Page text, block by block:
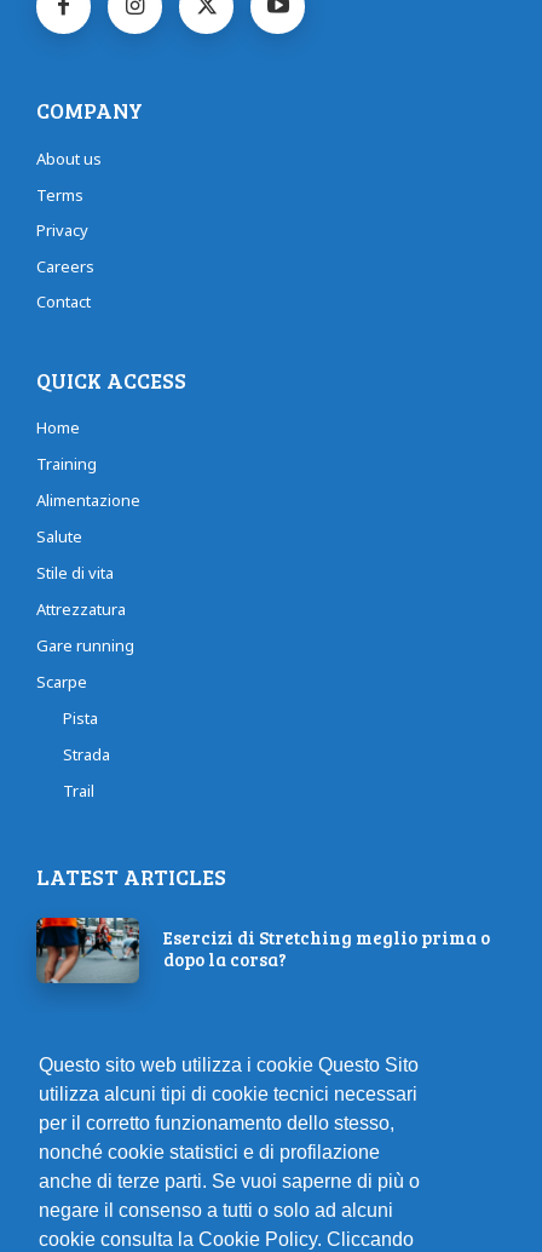
COMPANY
About us
Terms
Privacy
Careers
Contact
QUICK ACCESS
Home
Training
Alimentazione
Salute
Stile di vita
Attrezzatura
Gare running
Scarpe
Pista
Strada
Trail
LATEST ARTICLES
Esercizi di Stretching meglio prima o
dopo la corsa?
Scopri la Magia della Maratona di
Amsterdam 2023: 42K, 21K, 8K!
Conquistare la tua prima corsa: la
guida completa
Questo sito web utilizza i cookie Questo Sito
utilizza alcuni tipi di cookie tecnici necessari
per il corretto funzionamento dello stesso,
nonché cookie statistici e di profilazione
anche di terze parti. Se vuoi saperne di più o
negare il consenso a tutti o solo ad alcuni
cookie consulta la Cookie Policy. Cliccando